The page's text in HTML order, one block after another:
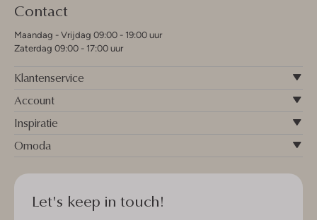
Contact
Maandag - Vrijdag 09:00 - 19:00 uur
Zaterdag 09:00 - 17:00 uur
Klantenservice
Account
Inspiratie
Omoda
Let's keep in touch!